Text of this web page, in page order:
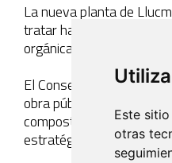
Este
otras
La nueva planta de
tratar hasta 21.000
orgánica.
El Consell de Mallorca
obra pública de
compostaje de Llucmajor
estratégico por el